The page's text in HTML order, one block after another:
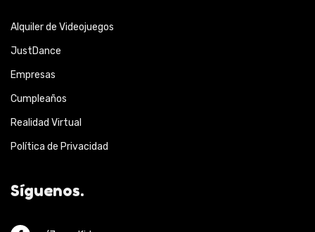
Alquiler de Videojuegos
JustDance
Empresas
Cumpleaños
Realidad Virtual
Política de Privacidad
Síguenos.